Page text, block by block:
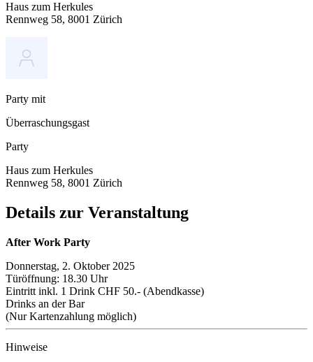
Haus zum Herkules
Rennweg 58, 8001 Zürich
Party mit
Überraschungsgast
Party
Haus zum Herkules
Rennweg 58, 8001 Zürich
Details zur Veranstaltung
After Work Party
Donnerstag, 2. Oktober 2025
Türöffnung: 18.30 Uhr
Eintritt inkl. 1 Drink CHF 50.- (Abendkasse)
Drinks an der Bar
(Nur Kartenzahlung möglich)
Hinweise